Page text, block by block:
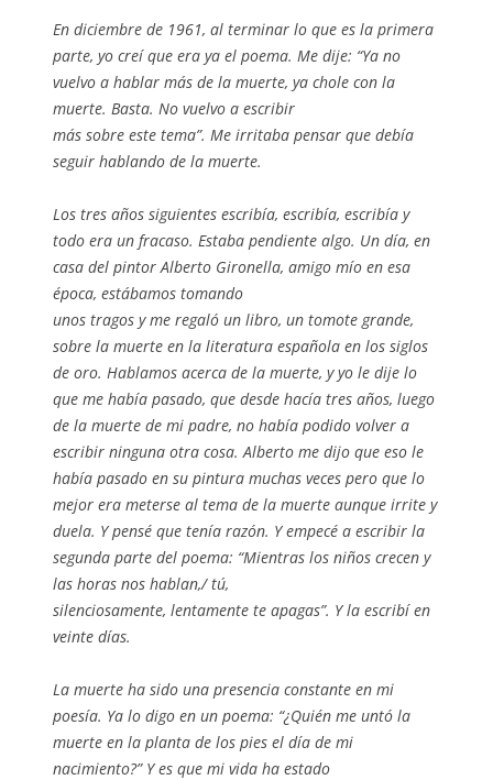
En diciembre de 1961, al terminar lo que es la primera
parte, yo creí que era ya el poema. Me dije: “Ya no
vuelvo a hablar más de la muerte, ya chole con la
muerte. Basta. No vuelvo a escribir
más sobre este tema”. Me irritaba pensar que debía
seguir hablando de la muerte.
Los tres años siguientes escribía, escribía, escribía y
todo era un fracaso. Estaba pendiente algo. Un día, en
casa del pintor Alberto Gironella, amigo mío en esa
época, estábamos tomando
unos tragos y me regaló un libro, un tomote grande,
sobre la muerte en la literatura española en los siglos
de oro. Hablamos acerca de la muerte, y yo le dije lo
que me había pasado, que desde hacía tres años, luego
de la muerte de mi padre, no había podido volver a
escribir ninguna otra cosa. Alberto me dijo que eso le
había pasado en su pintura muchas veces pero que lo
mejor era meterse al tema de la muerte aunque irrite y
duela. Y pensé que tenía razón. Y empecé a escribir la
segunda parte del poema: “Mientras los niños crecen y
las horas nos hablan,/ tú,
silenciosamente, lentamente te apagas”. Y la escribí en
veinte días.
La muerte ha sido una presencia constante en mi
poesía. Ya lo digo en un poema: “¿Quién me untó la
muerte en la planta de los pies el día de mi
nacimiento?”Y es que mi vida ha estado